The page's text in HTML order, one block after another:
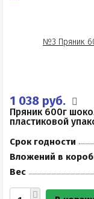
1 038 руб.
Пряник 600г
пластиковой
Срок годности
Вложений в
Вес